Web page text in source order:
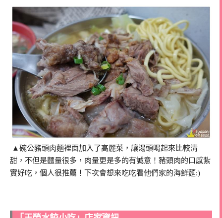
▲碗公豬頭肉麵裡面加入了高麗菜，讓湯頭喝起來比較清
甜，不但是麵量很多，肉量更是多的有誠意！豬頭肉的口感紮
實好吃，個人很推薦！下次會想來吃吃看他們家的海鮮麵:)